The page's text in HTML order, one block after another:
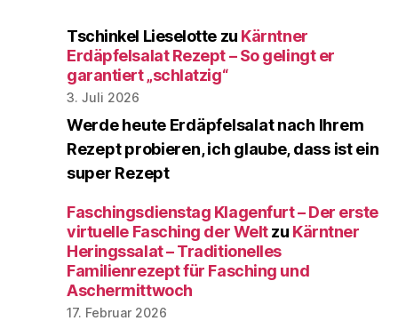
Tschinkel Lieselotte zu Kärntner
Erdäpfelsalat Rezept – So gelingt er
garantiert „schlatzig“
3. Juli 2026
Werde heute Erdäpfelsalat nach Ihrem
Rezept probieren, ich glaube, dass ist ein
super Rezept
Faschingsdienstag Klagenfurt – Der erste
virtuelle Fasching der Weltzu Kärntner
Heringssalat – Traditionelles
Familienrezept für Fasching und
Aschermittwoch
17. Februar 2026